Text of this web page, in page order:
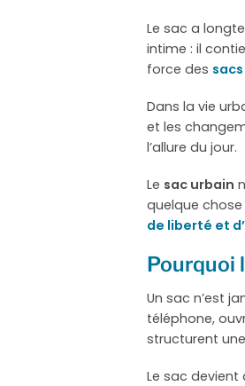
Le sac a
intime : il
force des
Dans la vie
et les
l’allure du jour.
Le sac urbain
quelque
de liberté et
Pourquoi
Un sac n’est
téléphone,
structurent
Le sac